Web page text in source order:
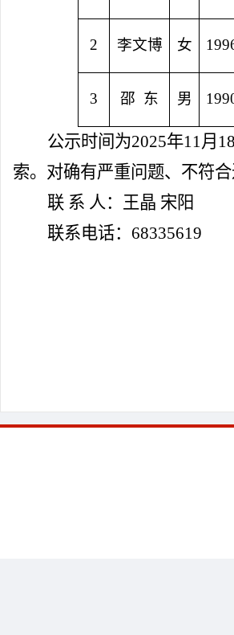
2 李文博 女
3 邵 东 男
公示时间为2025年11月
索。对确有严重问题、不符
联 系 人：王晶 宋阳
联系电话： 68335619